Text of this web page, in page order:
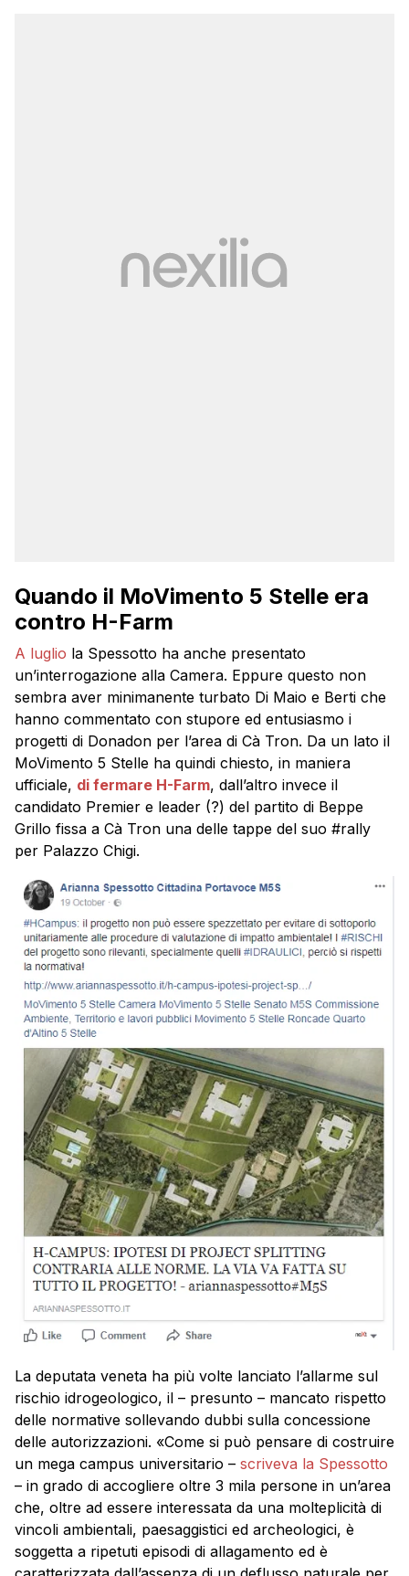
Quando il MoVimento 5 Stelle era
contro H-Farm
A luglio la Spessotto ha anche presentato
un’interrogazione alla Camera. Eppure questo non
sembra aver minimanente turbato Di Maio e Berti che
hanno commentato con stupore ed entusiasmo i
progetti di Donadon per l’area di Cà Tron. Da un lato il
MoVimento 5 Stelle ha quindi chiesto, in maniera
ufficiale, di fermare H-Farm, dall’altro invece il
candidato Premier e leader (?) del partito di Beppe
Grillo fissa a Cà Tron una delle tappe del suo #rally
per Palazzo Chigi.
La deputata veneta ha più volte lanciato l’allarme sul
rischio idrogeologico, il – presunto – mancato rispetto
delle normative sollevando dubbi sulla concessione
delle autorizzazioni. «Come si può pensare di costruire
un mega campus universitario – scriveva la Spessotto
– in grado di accogliere oltre 3 mila persone in un’area
che, oltre ad essere interessata da una molteplicità di
vincoli ambientali, paesaggistici ed archeologici, è
soggetta a ripetuti episodi di allagamento ed è